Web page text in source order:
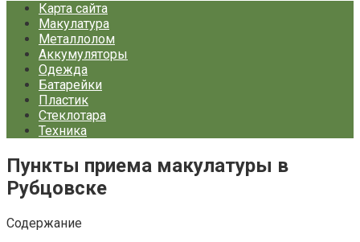
Карта сайта
Макулатура
Металлолом
Аккумуляторы
Одежда
Батарейки
Пластик
Стеклотара
Техника
Пункты приема макулатуры в
Рубцовске
Содержание